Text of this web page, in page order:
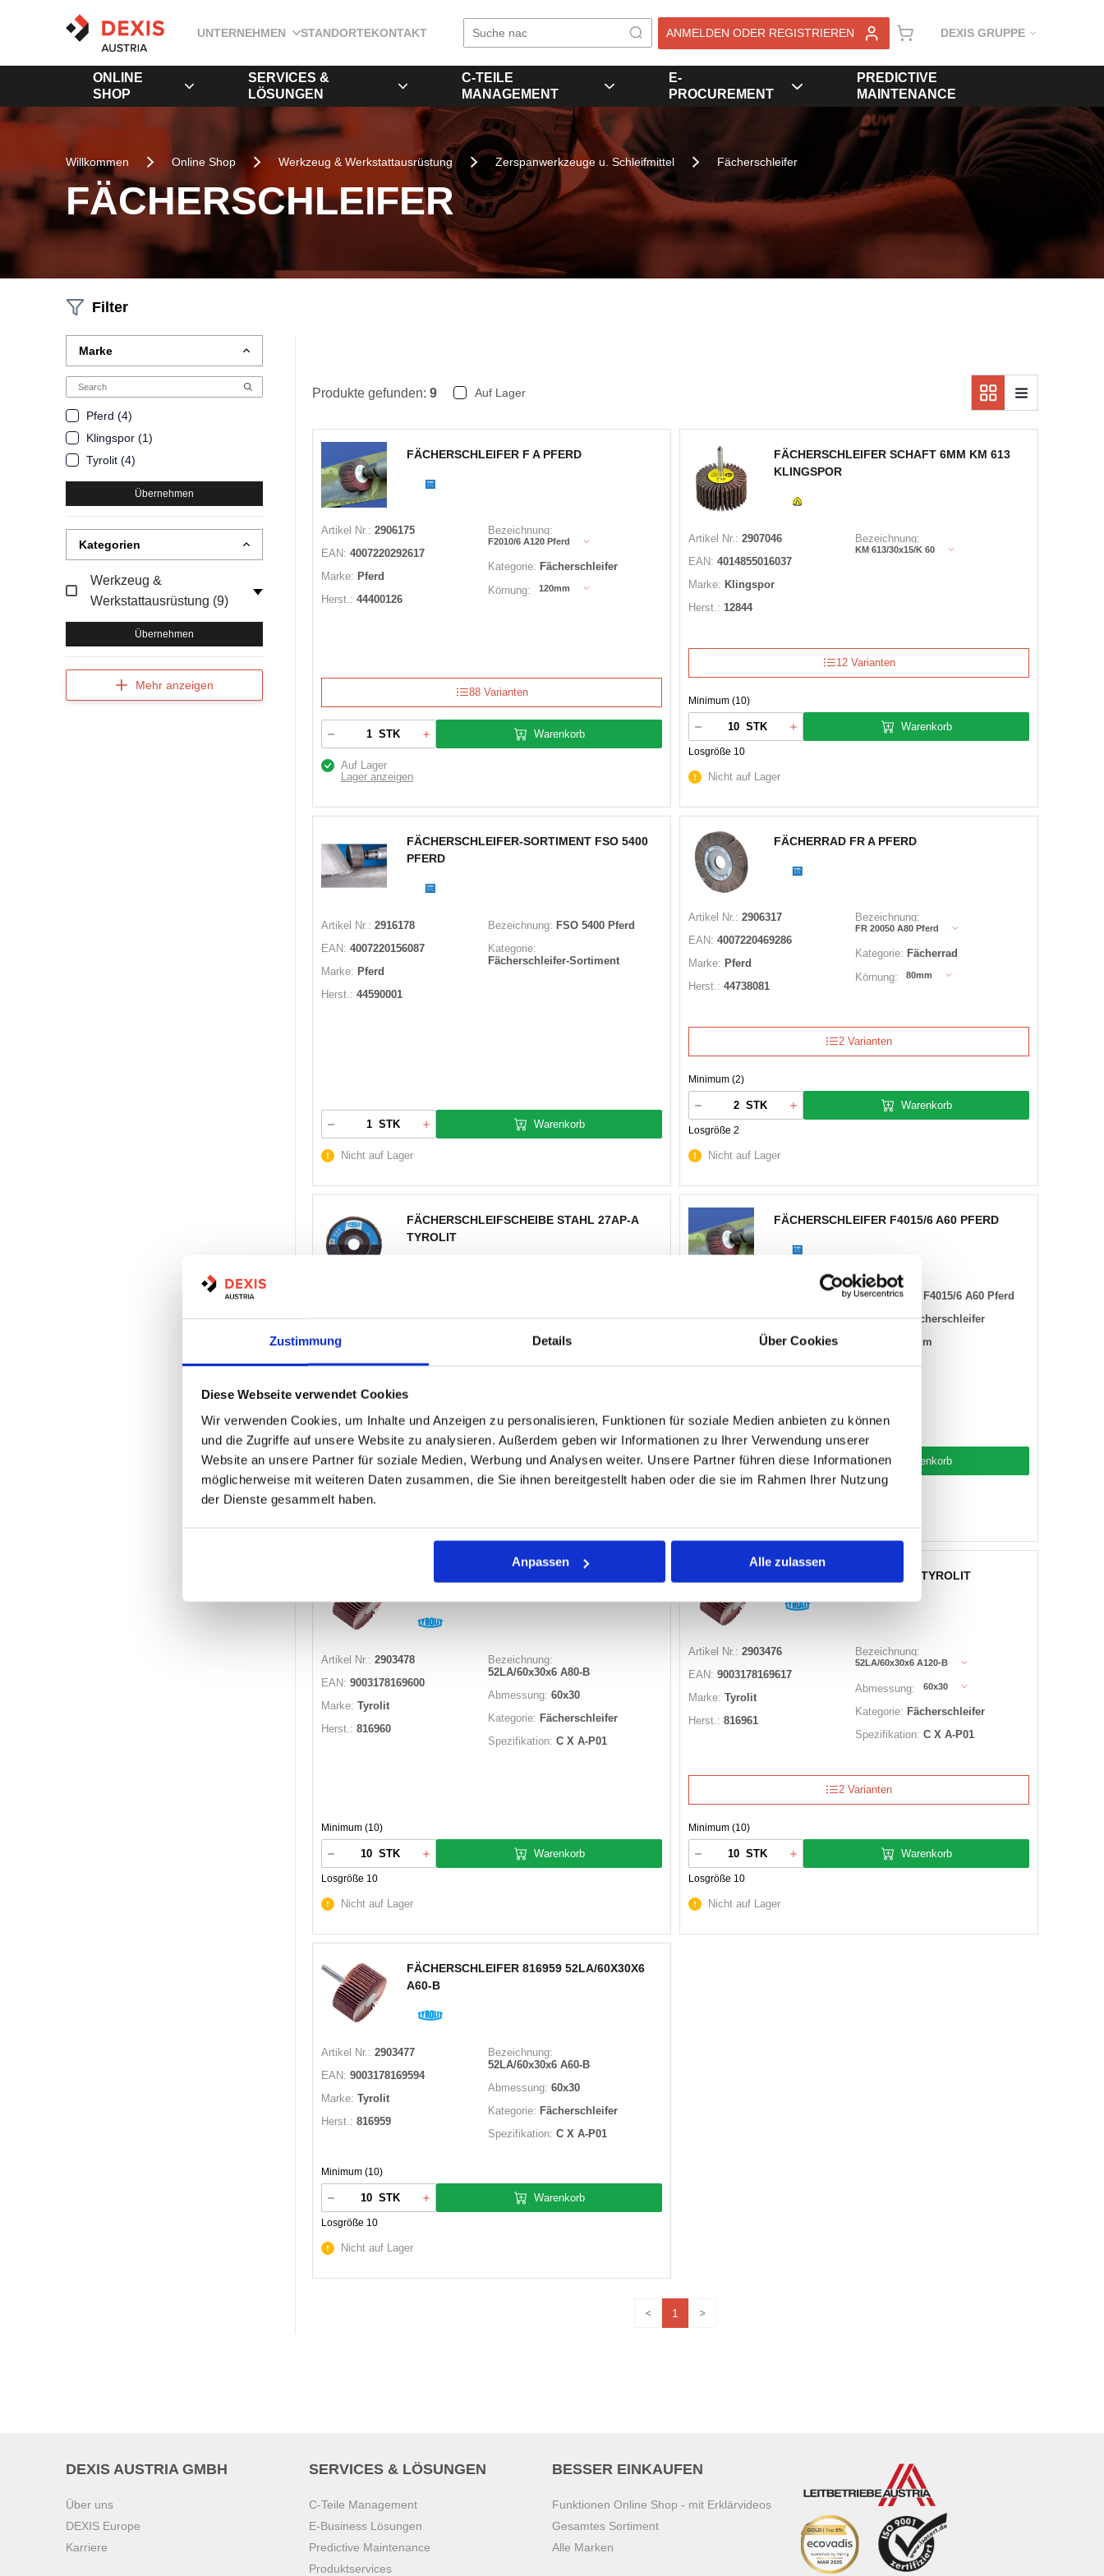
Zustimmung Details Über Cookies
Diese Webseite verwendet Cookies
Wir verwenden Cookies, um Inhalte und Anzeigen zu personalisieren, Funktionen für soziale Medien anbieten zu können
und die Zugriffe auf unsere Website zu analysieren. Außerdem geben wir Informationen zu Ihrer Verwendung unserer
Website an unsere Partner für soziale Medien, Werbung und Analysen weiter. Unsere Partner führen diese Informationen
möglicherweise mit weiteren Daten zusammen, die Sie ihnen bereitgestellt haben oder die sie im Rahmen Ihrer Nutzung
der Dienste gesammelt haben.
Anpassen Alle zulassen
UNTERNEHMEN STANDORTEKONTAKT ANMELDEN ODER REGISTRIEREN DEXIS GRUPPE
ONLINE
SHOP
SERVICES &
LÖSUNGEN
C-TEILE
MANAGEMENT
E-
PROCUREMENT
PREDICTIVE
MAINTENANCE
Willkommen Online Shop Werkzeug & Werkstattausrüstung Zerspanwerkzeuge u. Schleifmittel Fächerschleifer
FÄCHERSCHLEIFER
Filter
Marke
Pferd (4)
Klingspor (1)
Tyrolit (4)
Übernehmen
Kategorien
Werkzeug &
Werkstattausrüstung (9)
Übernehmen
Mehr anzeigen
Produkte gefunden: 9 Auf Lager
FÄCHERSCHLEIFER F A PFERD
Artikel Nr.: 2906175
EAN: 4007220292617
Marke: Pferd
Herst.: 44400126
Bezeichnung:
F2010/6 A120 Pferd
Kategorie: Fächerschleifer
Körnung:
120mm
88 Varianten
STK Warenkorb
Auf Lager
Lager anzeigen
FÄCHERSCHLEIFER SCHAFT 6MM KM 613
KLINGSPOR
Artikel Nr.: 2907046
EAN: 4014855016037
Marke: Klingspor
Herst.: 12844
Bezeichnung:
KM 613/30x15/K 60
12 Varianten
Minimum (10)
STK
Losgröße 10
Warenkorb
Nicht auf Lager
FÄCHERSCHLEIFER-SORTIMENT FSO 5400
PFERD
Artikel Nr.: 2916178
EAN: 4007220156087
Marke: Pferd
Herst.: 44590001
Bezeichnung: FSO 5400 Pferd
Kategorie:
Fächerschleifer-Sortiment
STK Warenkorb
Nicht auf Lager
FÄCHERRAD FR A PFERD
Artikel Nr.: 2906317
EAN: 4007220469286
Marke: Pferd
Herst.: 44738081
Bezeichnung:
FR 20050 A80 Pferd
Kategorie: Fächerrad
Körnung:
80mm
2 Varianten
Minimum (2)
STK
Losgröße 2
Warenkorb
Nicht auf Lager
FÄCHERSCHLEIFSCHEIBE STAHL 27AP-A
TYROLIT
Marke:
27AP/125x22,2 ZA120-B
Abmessung: 125x22,2
Minimum (10)
Losgröße 10
Warenkorb
Auf Lager
FÄCHERSCHLEIFER F4015/6 A60 PFERD
EAN: 4007220154441
Herst.: 44404066
Bezeichnung:
F4015/6 A60 Pferd
Kategorie: Fächerschleifer
60mm
Minimum (10)
STK
Losgröße 10
Warenkorb
Artikel Nr.: 2903478
EAN: 9003178169600
Marke: Tyrolit
Herst.: 816960
Bezeichnung:
52LA/60x30x6 A80-B
Abmessung: 60x30
Kategorie: Fächerschleifer
Spezifikation: C X A-P01
Minimum (10)
STK
Losgröße 10
Warenkorb
Nicht auf Lager
FÄCHERSCHLEIFER 52LA TYROLIT
Artikel Nr.: 2903476
EAN: 9003178169617
Marke: Tyrolit
Herst.: 816961
Bezeichnung:
52LA/60x30x6 A120-B
Abmessung: 60x30
Kategorie: Fächerschleifer
Spezifikation: C X A-P01
2 Varianten
Minimum (10)
STK
Losgröße 10
Warenkorb
Nicht auf Lager
FÄCHERSCHLEIFER 816959 52LA/60X30X6
A60-B
Artikel Nr.: 2903477
EAN: 9003178169594
Marke: Tyrolit
Herst.: 816959
Bezeichnung:
52LA/60x30x6 A60-B
Abmessung: 60x30
Kategorie: Fächerschleifer
Spezifikation: C X A-P01
Minimum (10)
STK
Losgröße 10
Warenkorb
Nicht auf Lager
1
DEXIS AUSTRIA GMBH
Über uns
DEXIS Europe
Karriere
SERVICES & LÖSUNGEN
C-Teile Management
E-Business Lösungen
Predictive Maintenance
Produktservices
BESSER EINKAUFEN
Funktionen Online Shop - mit Erklärvideos
Gesamtes Sortiment
Alle Marken